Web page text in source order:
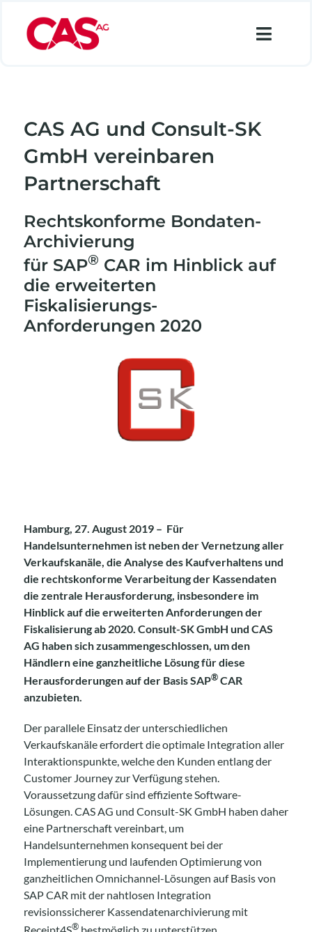
Inhalt
springen
Data Analytics
Über uns
Karriere
Suche
nach:
CAS AG und Consult-SK
GmbH vereinbaren
Partnerschaft
Rechtskonforme Bondaten-
Archivierung
für SAP® CAR im Hinblick auf
die erweiterten
Fiskalisierungs-
Anforderungen 2020
Hamburg, 27. August 2019 – Für
Handelsunternehmen ist neben der Vernetzung aller
Verkaufskanäle, die Analyse des Kaufverhaltens und
die rechtskonforme Verarbeitung der Kassendaten
die zentrale Herausforderung, insbesondere im
Hinblick auf die erweiterten Anforderungen der
Fiskalisierung ab 2020. Consult-SK GmbH und CAS
AG haben sich zusammengeschlossen, um den
Händlern eine ganzheitliche Lösung für diese
Herausforderungen auf der Basis SAP®CAR
anzubieten.
Der parallele Einsatz der unterschiedlichen
Verkaufskanäle erfordert die optimale Integration aller
Interaktionspunkte, welche den Kunden entlang der
Customer Journey zur Verfügung stehen.
Voraussetzung dafür sind effiziente Software-
Lösungen. CAS AG und Consult-SK GmbH haben daher
eine Partnerschaft vereinbart, um
Handelsunternehmen konsequent bei der
Implementierung und laufenden Optimierung von
ganzheitlichen Omnichannel-Lösungen auf Basis von
SAP CAR mit der nahtlosen Integration
revisionssicherer Kassendatenarchivierung mit
®